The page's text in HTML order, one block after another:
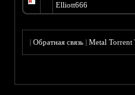
Elliott666
|Обратная связь |Metal Torrent